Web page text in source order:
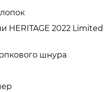
HERITAGE 2022 Limited
шнура